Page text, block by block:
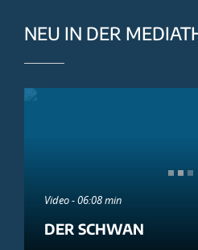
NEU IN DER
Video - 06:08 min
DER SCHWAN